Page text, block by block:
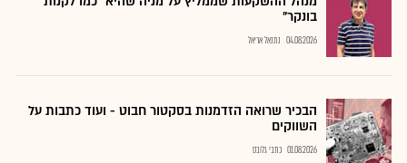
בונקר"
04.08.2026 נתנאל אריאל
הבכיר שרואה הזדמנות בסקטור חבוט - ועוד כתבות על
השווקים
01.08.2026 כתבי גלובס